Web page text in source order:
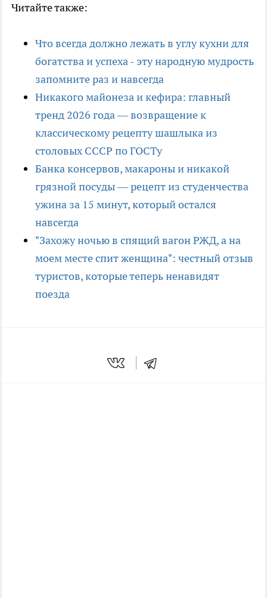
Читайте также:
Что всегда должно лежать в углу кухни для
богатства и успеха - эту народную мудрость
запомните раз и навсегда
Никакого майонеза и кефира: главный
тренд 2026 года — возвращение к
классическому рецепту шашлыка из
столовых СССР по ГОСТу
Банка консервов, макароны и никакой
грязной посуды — рецепт из студенчества
ужина за 15 минут, который остался
навсегда
"Захожу ночью в спящий вагон РЖД, а на
моем месте спит женщина": честный отзыв
туристов, которые теперь ненавидят
поезда